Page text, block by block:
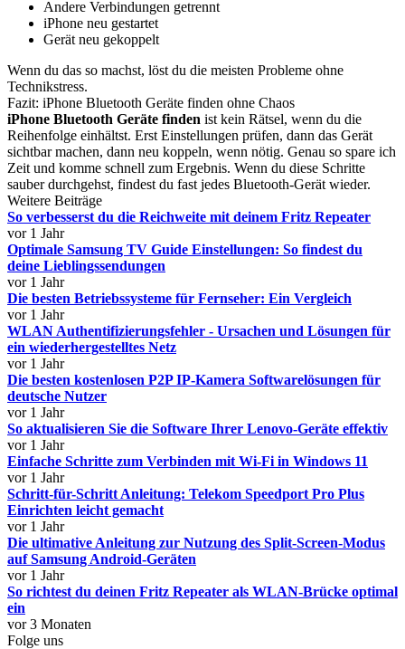
Andere Verbindungen getrennt
iPhone neu gestartet
Gerät neu gekoppelt
Wenn du das so machst, löst du die meisten Probleme ohne
Technikstress.
Fazit: iPhone Bluetooth Geräte finden ohne Chaos
iPhone Bluetooth Geräte finden ist kein Rätsel, wenn du die
Reihenfolge einhältst. Erst Einstellungen prüfen, dann das Gerät
sichtbar machen, dann neu koppeln, wenn nötig. Genau so spare ich
Zeit und komme schnell zum Ergebnis. Wenn du diese Schritte
sauber durchgehst, findest du fast jedes Bluetooth-Gerät wieder.
Weitere Beiträge
So verbesserst du die Reichweite mit deinem Fritz Repeater
vor 1 Jahr
Optimale Samsung TV Guide Einstellungen: So findest du
deine Lieblingssendungen
vor 1 Jahr
Die besten Betriebssysteme für Fernseher: Ein Vergleich
vor 1 Jahr
WLAN Authentifizierungsfehler - Ursachen und Lösungen für
ein wiederhergestelltes Netz
vor 1 Jahr
Die besten kostenlosen P2P IP-Kamera Softwarelösungen für
deutsche Nutzer
vor 1 Jahr
So aktualisieren Sie die Software Ihrer Lenovo-Geräte effektiv
vor 1 Jahr
Einfache Schritte zum Verbinden mit Wi-Fi in Windows 11
vor 1 Jahr
Schritt-für-Schritt Anleitung: Telekom Speedport Pro Plus
Einrichten leicht gemacht
vor 1 Jahr
Die ultimative Anleitung zur Nutzung des Split-Screen-Modus
auf Samsung Android-Geräten
vor 1 Jahr
So richtest du deinen Fritz Repeater als WLAN-Brücke optimal
ein
vor 3 Monaten
Folge uns